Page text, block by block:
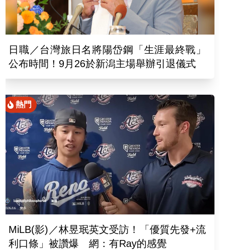
日職／台灣旅日名將陽岱鋼「生涯最終戰」
公布時間！9月26於新潟主場舉辦引退儀式
熱門
MiLB(影)／林昱珉英文受訪！「優質先發+流
利口條」被讚爆 網：有Ray的感覺